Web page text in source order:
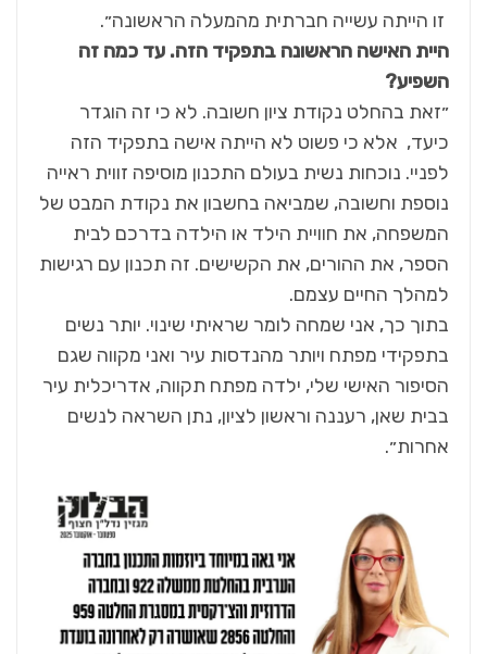
זו הייתה עשייה חברתית מהמעלה הראשונה״.
היית האישה הראשונה בתפקיד הזה. עד כמה זה
השפיע?
״זאת בהחלט נקודת ציון חשובה. לא כי זה הוגדר
כיעד, אלא כי פשוט לא הייתה אישה בתפקיד הזה
לפניי. נוכחות נשית בעולם התכנון מוסיפה זווית ראייה
נוספת וחשובה, שמביאה בחשבון את נקודת המבט של
המשפחה, את חוויית הילד או הילדה בדרכם לבית
הספר, את ההורים, את הקשישים. זה תכנון עם רגישות
למהלך החיים עצמם.
בתוך כך, אני שמחה לומר שראיתי שינוי. יותר נשים
בתפקידי מפתח ויותר מהנדסות עיר ואני מקווה שגם
הסיפור האישי שלי, ילדה מפתח תקווה, אדריכלית עיר
בבית שאן, רעננה וראשון לציון, נתן השראה לנשים
אחרות״.